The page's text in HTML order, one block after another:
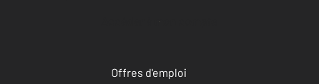
Accéder à mon compte
Offres d'emploi